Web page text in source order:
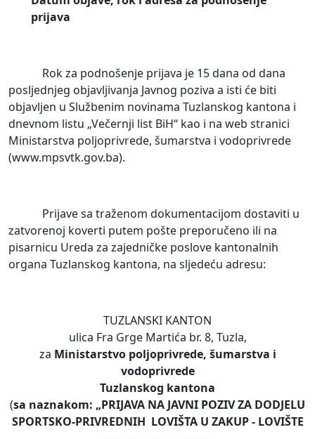
prijava
Rok za podnošenje prijava je 15 dana od dana
posljednjeg objavljivanja Javnog poziva a isti će biti
objavljen u Službenim novinama Tuzlanskog kantona i
dnevnom listu „Večernji list BiH“ kao i na web stranici
Ministarstva poljoprivrede, šumarstva i vodoprivrede
(www.mpsvtk.gov.ba).
Prijave sa traženom dokumentacijom dostaviti u
zatvorenoj koverti putem pošte preporučeno ili na
pisarnicu Ureda za zajedničke poslove kantonalnih
organa Tuzlanskog kantona, na sljedeću adresu:
TUZLANSKI KANTON
ulica Fra Grge Martića br. 8, Tuzla,
za Ministarstvo poljoprivrede, šumarstva i
vodoprivrede
Tuzlanskog kantona
(sa naznakom: „PRIJAVA NA JAVNI POZIV ZA DODJELU
SPORTSKO-PRIVREDNIH LOVIŠTA U ZAKUP - LOVIŠTE